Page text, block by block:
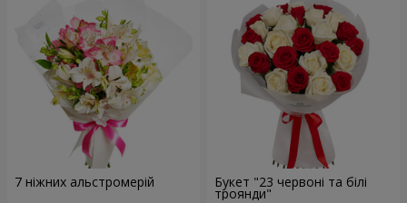
7 ніжних альстромерій Букет "23 червоні та білі
троянди"